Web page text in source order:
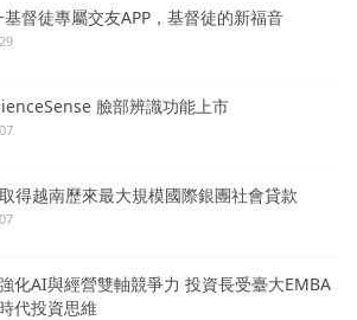
基督徒專屬交友APP，基督徒的新福音
臉部辨識功能上市
得越南歷來最大規模國際銀團社會貸款
化AI與經營雙軸競爭力 投資長受臺大EMBA
代投資思維